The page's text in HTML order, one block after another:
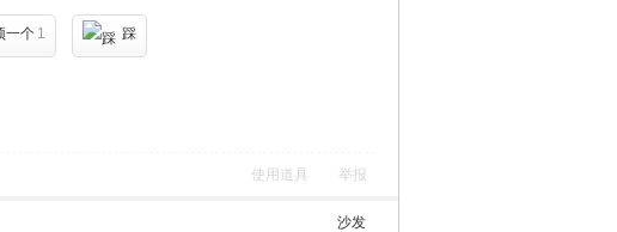
一个 1 踩
使用道具 举报
沙发